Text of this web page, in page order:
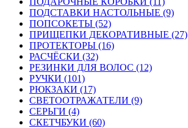
ПОДСТАВКИ НАСТОЛЬНЫЕ (9)
ПОПСОКЕТЫ (52)
ПРИЩЕПКИ ДЕКОРАТИВНЫЕ (27)
ПРОТЕКТОРЫ (16)
РАСЧЁСКИ (32)
РЕЗИНКИ ДЛЯ ВОЛОС (12)
РУЧКИ (101)
РЮКЗАКИ (17)
СВЕТООТРАЖАТЕЛИ (9)
СЕРЬГИ (4)
СКЕТЧБУКИ (60)